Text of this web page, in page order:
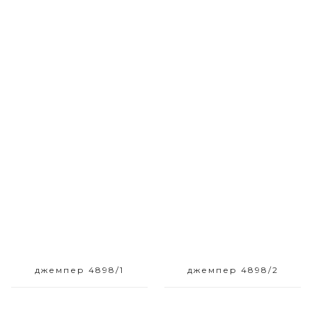
джемпер 4898/1 джемпер 4898/2